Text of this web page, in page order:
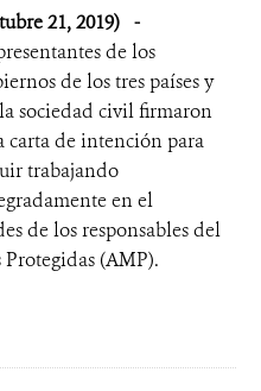
21, 2019) -
de los
de los tres países y
sociedad civil firmaron
carta de intención para
trabajando
en el
de los responsables del
(AMP).